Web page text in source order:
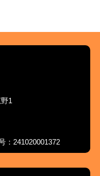
1
：241020001372